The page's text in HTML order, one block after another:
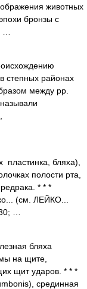
животных
бронзы с
степных районах
между pp.
пластинка, бляха),
полости рта,
* * *
(см. ЛЕЙКО...
…
бляха
на щите,
щит ударов. * * *
срединная